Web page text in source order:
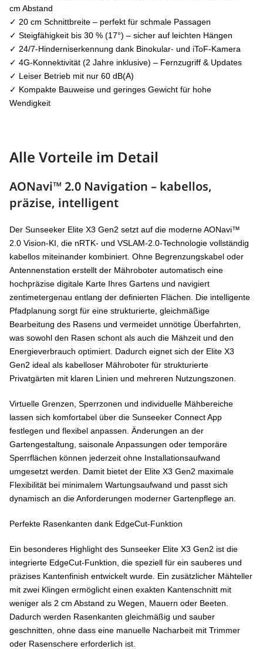
cm Abstand
✓ 20 cm Schnittbreite – perfekt für schmale Passagen
✓ Steigfähigkeit bis 30 % (17°) – sicher auf leichten Hängen
✓ 24/7-Hinderniserkennung dank Binokular- und iToF-Kamera
✓ 4G-Konnektivität (2 Jahre inklusive) – Fernzugriff & Updates
✓ Leiser Betrieb mit nur 60 dB(A)
✓ Kompakte Bauweise und geringes Gewicht für hohe
Wendigkeit
Alle Vorteile im Detail
AONavi™ 2.0 Navigation – kabellos,
präzise, intelligent
Der Sunseeker Elite X3 Gen2 setzt auf die moderne AONavi™
2.0 Vision-KI, die nRTK- und VSLAM-2.0-Technologie vollständig
kabellos miteinander kombiniert. Ohne Begrenzungskabel oder
Antennenstation erstellt der Mähroboter automatisch eine
hochpräzise digitale Karte Ihres Gartens und navigiert
zentimetergenau entlang der definierten Flächen. Die intelligente
Pfadplanung sorgt für eine strukturierte, gleichmäßige
Bearbeitung des Rasens und vermeidet unnötige Überfahrten,
was sowohl den Rasen schont als auch die Mähzeit und den
Energieverbrauch optimiert. Dadurch eignet sich der Elite X3
Gen2 ideal als kabelloser Mähroboter für strukturierte
Privatgärten mit klaren Linien und mehreren Nutzungszonen.
Virtuelle Grenzen, Sperrzonen und individuelle Mähbereiche
lassen sich komfortabel über die Sunseeker Connect App
festlegen und flexibel anpassen. Änderungen an der
Gartengestaltung, saisonale Anpassungen oder temporäre
Sperrflächen können jederzeit ohne Installationsaufwand
umgesetzt werden. Damit bietet der Elite X3 Gen2 maximale
Flexibilität bei minimalem Wartungsaufwand und passt sich
dynamisch an die Anforderungen moderner Gartenpflege an.
Perfekte Rasenkanten dank EdgeCut-Funktion
Ein besonderes Highlight des Sunseeker Elite X3 Gen2 ist die
integrierte EdgeCut-Funktion, die speziell für ein sauberes und
präzises Kantenfinish entwickelt wurde. Ein zusätzlicher Mähteller
mit zwei Klingen ermöglicht einen exakten Kantenschnitt mit
weniger als 2 cm Abstand zu Wegen, Mauern oder Beeten.
Dadurch werden Rasenkanten gleichmäßig und sauber
geschnitten, ohne dass eine manuelle Nacharbeit mit Trimmer
oder Rasenschere erforderlich ist.